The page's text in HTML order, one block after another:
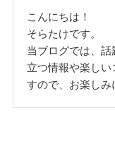
こんにちは！
そらたけです。
当ブログでは、
立つ情報や楽し
すので、お楽しみ